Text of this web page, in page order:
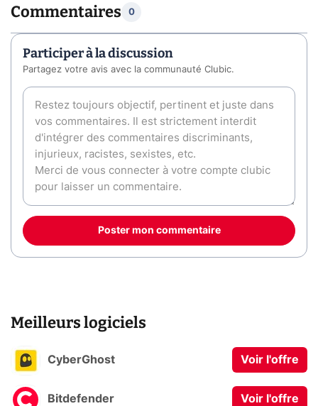
Commentaires 0
Participer à la discussion
Partagez votre avis avec la communauté Clubic.
Poster mon commentaire
Meilleurs logiciels
CyberGhost Voir l'offre
Bitdefender Voir l'offre